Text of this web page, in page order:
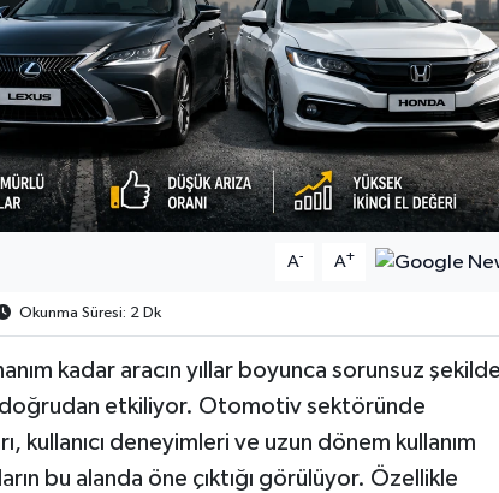
A- A+
Okunma Süresi: 2 Dk
kadar aracın yıllar boyunca sorunsuz şekilde
doğrudan etkiliyor. Otomotiv sektöründe
kullanıcı deneyimleri ve uzun dönem kullanım
bu alanda öne çıktığı görülüyor. Özellikle